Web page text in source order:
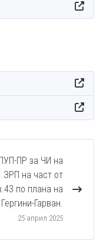
ПР за ЧИ на
ЗРП на част от
по плана на
Гарван.
25 април 2025